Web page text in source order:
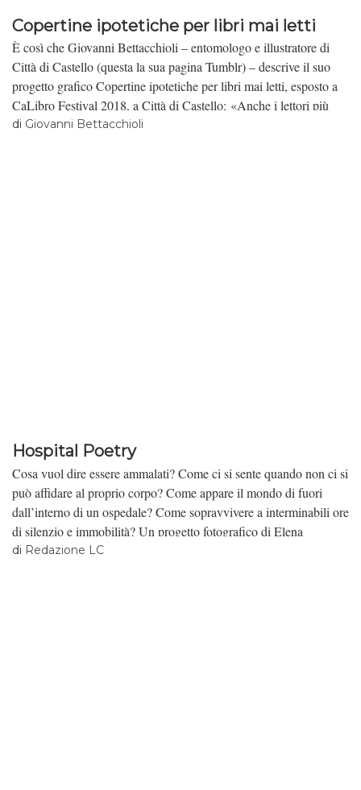
Copertine ipotetiche per libri mai letti
È così che Giovanni Bettacchioli – entomologo e illustratore di
Città di Castello (questa la sua pagina Tumblr) – descrive il suo
progetto grafico Copertine ipotetiche per libri mai letti, esposto a
CaLibro Festival 2018, a Città di Castello: «Anche i lettori più
sprovveduti sanno che un libro non si giudica dalla copertina.
di Giovanni Bettacchioli
Hospital Poetry
Cosa vuol dire essere ammalati? Come ci si sente quando non ci si
può affidare al proprio corpo? Come appare il mondo di fuori
dall’interno di un ospedale? Come sopravvivere a interminabili ore
di silenzio e immobilità? Un progetto fotografico di Elena
Veronese.
di Redazione LC